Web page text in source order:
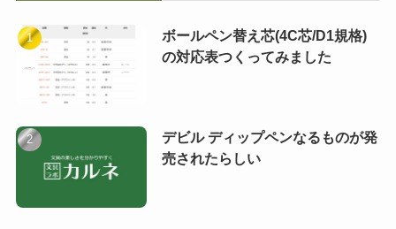
ボールペン替え芯(4C芯/D1規格)
の対応表つくってみました
デビル ディップペンなるものが発
売されたらしい